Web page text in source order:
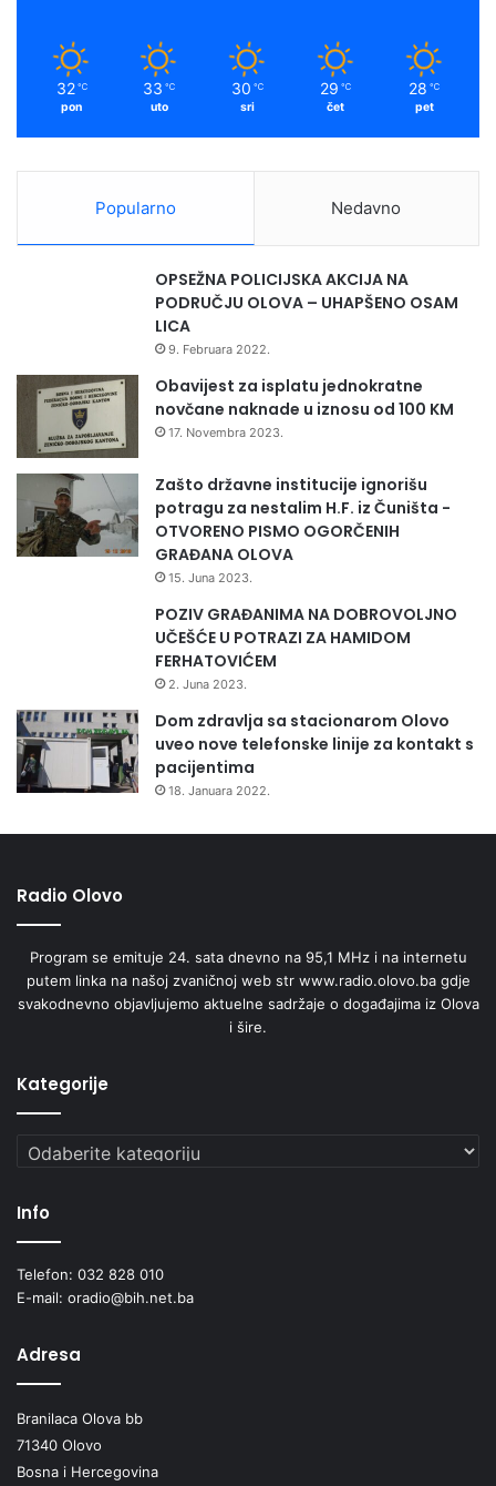
32 ℃
pon
33 ℃
uto
30 ℃
sri
29 ℃
čet
28 ℃
pet
Popularno Nedavno
OPSEŽNA POLICIJSKA AKCIJA NA
PODRUČJU OLOVA – UHAPŠENO OSAM
LICA
9. Februara 2022.
Obavijest za isplatu jednokratne
novčane naknade u iznosu od 100 KM
17. Novembra 2023.
Zašto državne institucije ignorišu
potragu za nestalim H.F. iz Čuništa -
OTVORENO PISMO OGORČENIH
GRAĐANA OLOVA
15. Juna 2023.
POZIV GRAĐANIMA NA DOBROVOLJNO
UČEŠĆE U POTRAZI ZA HAMIDOM
FERHATOVIĆEM
2. Juna 2023.
Dom zdravlja sa stacionarom Olovo
uveo nove telefonske linije za kontakt s
pacijentima
18. Januara 2022.
Radio Olovo
Program se emituje 24. sata dnevno na 95,1 MHz i na internetu
putem linka na našoj zvaničnoj web str www.radio.olovo.ba gdje
svakodnevno objavljujemo aktuelne sadržaje o događajima iz Olova
i šire.
Kategorije
Kategorije
Info
Telefon: 032 828 010
E-mail: oradio@bih.net.ba
Adresa
Branilaca Olova bb
71340 Olovo
Bosna i Hercegovina